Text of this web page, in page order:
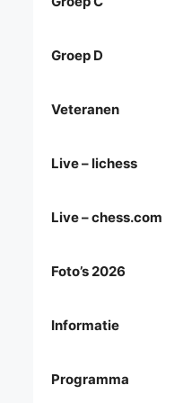
Groep D
Veteranen
Live – lichess
Live – chess.com
Foto’s 2026
Informatie
Programma